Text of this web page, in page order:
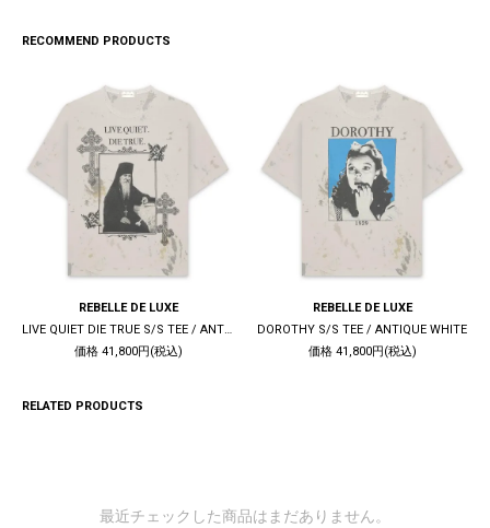
RECOMMEND PRODUCTS
REBELLE DE LUXE
LIVE QUIET DIE TRUE S/S TEE / ANTIQUE WHITE
価格 41,800円(税込)
REBELLE DE LUXE
DOROTHY S/S TEE / ANTIQUE WHITE
価格 41,800円(税込)
RELATED PRODUCTS
最近チェックした商品はまだありません。